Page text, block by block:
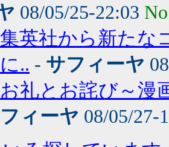
08/05/25-22:03
集英社から新たな
に.. - サフィーヤ
お礼とお詫び～漫
フィーヤ 08/05/27-